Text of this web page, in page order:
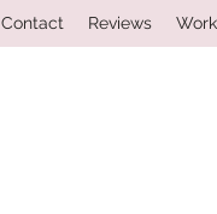
Contact Reviews